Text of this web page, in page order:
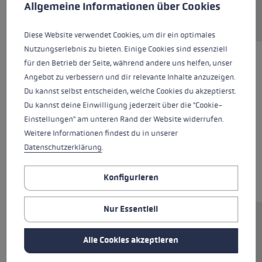
Ersatzsegment (Mittelteil) für LEKI FX.One
Stöcke. Abmessungen: 12x250mm.
Rohrmaterial: Carbon.
Allgemeine Informationen über Cookies
Diese Website verwendet Cookies, um dir ein optimales
Nutzungserlebnis zu bieten. Einige Cookies sind essenziell
für den Betrieb der Seite, während andere uns helfen, unser
Angebot zu verbessern und dir relevante Inhalte anzuzeigen.
Du kannst selbst entscheiden, welche Cookies du akzeptierst.
Du kannst deine Einwilligung jederzeit über die "Cookie-
Einstellungen" am unteren Rand der Website widerrufen.
Weitere Informationen findest du in unserer
Datenschutzerklärung.
Konfigurieren
Nur Essentiell
Alle Cookies akzeptieren